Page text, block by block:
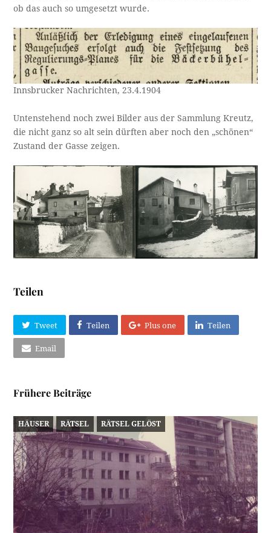
ob das auch so umgesetzt wurde.
Innsbrucker Nachrichten, 23.4.1904
Untenstehend noch zwei Bilder aus der Sammlung Kreutz,
die nicht ganz so alt sein dürften aber noch den „schönen“
Zustand der Gasse zeigen.
Teilen
Tweet Teilen Plus one Teilen
Email
Frühere Beiträge
HÄUSER RÄTSEL RÄTSEL GELÖST